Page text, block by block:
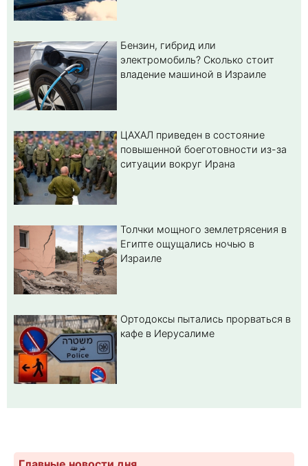
Бензин, гибрид или
электромобиль? Cколько стоит
владение машиной в Израиле
ЦАХАЛ приведен в состояние
повышенной боеготовности из-за
ситуации вокруг Ирана
Толчки мощного землетрясения в
Египте ощущались ночью в
Израиле
Ортодоксы пытались прорваться в
кафе в Иерусалиме